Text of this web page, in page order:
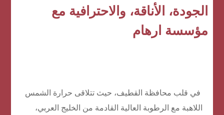
الجودة، الأناقة، والاحترافية مع
مؤسسة ارهام
في قلب محافظة القطيف، حيث تتلاقى حرارة الشمس
اللاهبة مع الرطوبة العالية القادمة من الخليج العربي،